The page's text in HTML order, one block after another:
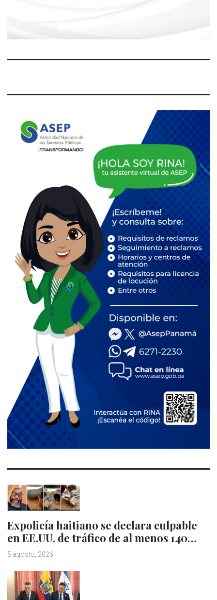
Expolicía haitiano se declara culpable
en EE.UU. de tráfico de al menos 140…
5 agosto, 2026